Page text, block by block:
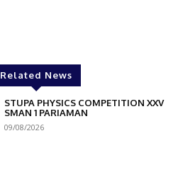
Related News
STUPA PHYSICS COMPETITION XXV
SMAN 1 PARIAMAN
09/08/2026